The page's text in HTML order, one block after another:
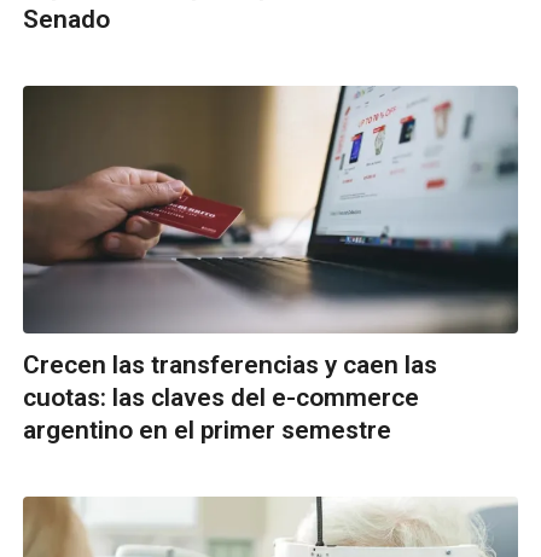
Senado
Crecen las transferencias y caen las
cuotas: las claves del e-commerce
argentino en el primer semestre